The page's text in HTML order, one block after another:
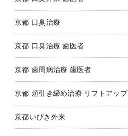
京都 口臭治療
京都 口臭治療 歯医者
京都 歯周病治療 歯医者
京都 頬引き締め治療 リフトアップ
京都いびき外来